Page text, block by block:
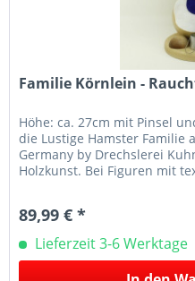
Familie Körnlein -
Höhe: ca. 27cm mit Pinsel
die Lustige Hamster Familie
Germany by Drechslerei
Holzkunst. Bei Figuren mit
89,99 € *
Lieferzeit 3-6 Werktage